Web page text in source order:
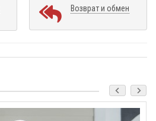
Возврат и обмен